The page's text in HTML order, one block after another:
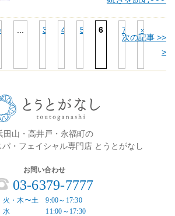
3 4 5 6 7 »
次の記事 >>
>
田山・高井戸・永福町の
パ・フェイシャル専門店 とうとがなし
お問い合わせ
03-6379-7777
火・木〜土 9:00～17:30
水 11:00～17:30